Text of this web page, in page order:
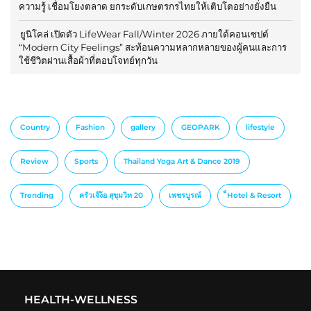
ความรู้ เชื่อมโยงตลาด ยกระดับเกษตรกรไทยให้เติบโตอย่างยั่งยืน
ยูนิโคล่ เปิดตัว LifeWear Fall/Winter 2026 ภายใต้คอนเซปต์
“Modern City Feelings” สะท้อนความหลากหลายของผู้คนและการ
ใช้ชีวิตผ่านเสื้อผ้าที่ตอบโจทย์ทุกวัน
Country Fashion gallery GEOPARK lifestyle
Review Sports Thailand Yoga Art & Dance 2019
Trending ครัวเจ๊ง้อ สุขุมวิท 20 เพชรบูรณ์ ็Hotel & Resort
HEALTH-WELLNESS